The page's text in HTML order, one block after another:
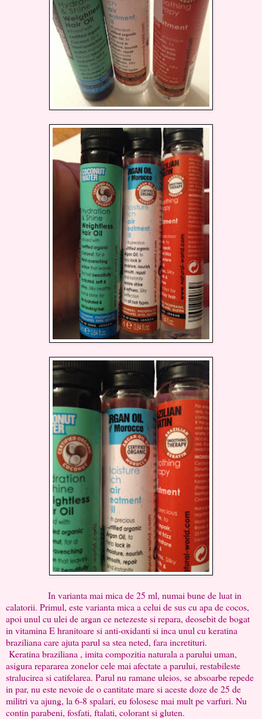
In varianta mai mica de 25 ml, numai bune de luat in
calatorii. Primul, este varianta mica a celui de sus cu apa de cocos,
apoi unul cu ulei de argan ce netezeste si repara, deosebit de bogat
in vitamina E hranitoare si anti-oxidanti si inca unul cu keratina
braziliana care ajuta parul sa stea neted, fara incretituri.
Keratina braziliana , imita compozitia naturala a parului uman,
asigura repararea zonelor cele mai afectate a parului, restabileste
stralucirea si catifelarea. Parul nu ramane uleios, se absoarbe repede
in par, nu este nevoie de o cantitate mare si aceste doze de 25 de
militri va ajung, la 6-8 spalari, eu folosesc mai mult pe varfuri. Nu
contin parabeni, fosfati, ftalati, colorant si gluten.